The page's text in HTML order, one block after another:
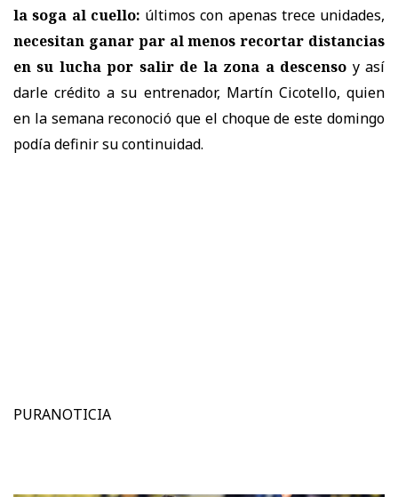
la soga al cuello: últimos con apenas trece unidades,
necesitan ganar par al menos recortar distancias
en su lucha por salir de la zona a descenso y así
darle crédito a su entrenador, Martín Cicotello, quien
en la semana reconoció que el choque de este domingo
podía definir su continuidad.
PURANOTICIA